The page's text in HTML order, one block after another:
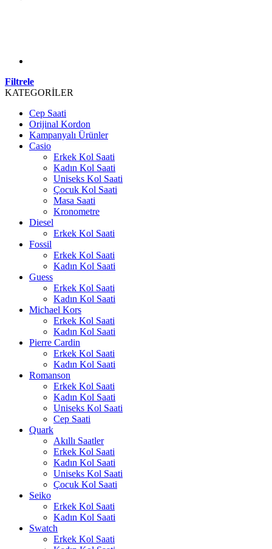
Filtrele
KATEGORİLER
Cep Saati
Orijinal Kordon
Kampanyalı Ürünler
Casio
Erkek Kol Saati
Kadın Kol Saati
Uniseks Kol Saati
Çocuk Kol Saati
Masa Saati
Kronometre
Diesel
Erkek Kol Saati
Fossil
Erkek Kol Saati
Kadın Kol Saati
Guess
Erkek Kol Saati
Kadın Kol Saati
Michael Kors
Erkek Kol Saati
Kadın Kol Saati
Pierre Cardin
Erkek Kol Saati
Kadın Kol Saati
Romanson
Erkek Kol Saati
Kadın Kol Saati
Uniseks Kol Saati
Cep Saati
Quark
Akıllı Saatler
Erkek Kol Saati
Kadın Kol Saati
Uniseks Kol Saati
Çocuk Kol Saati
Seiko
Erkek Kol Saati
Kadın Kol Saati
Swatch
Erkek Kol Saati